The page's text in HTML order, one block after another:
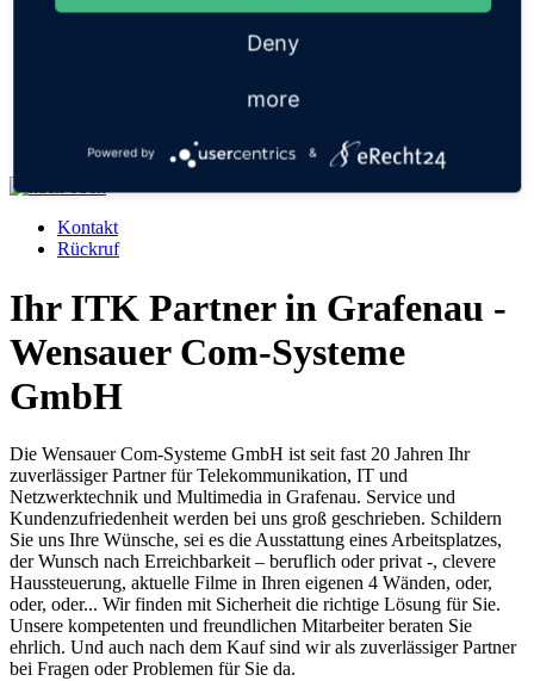
Tik Tok
Kontakt
Rückruf
Ihr ITK Partner in Grafenau -
Wensauer Com-Systeme
GmbH
Die Wensauer Com-Systeme GmbH ist seit fast 20 Jahren Ihr
zuverlässiger Partner für Telekommunikation, IT und
Netzwerktechnik und Multimedia in Grafenau. Service und
Kundenzufriedenheit werden bei uns groß geschrieben. Schildern
Sie uns Ihre Wünsche, sei es die Ausstattung eines Arbeitsplatzes,
der Wunsch nach Erreichbarkeit – beruflich oder privat -, clevere
Haussteuerung, aktuelle Filme in Ihren eigenen 4 Wänden, oder,
oder, oder... Wir finden mit Sicherheit die richtige Lösung für Sie.
Unsere kompetenten und freundlichen Mitarbeiter beraten Sie
ehrlich. Und auch nach dem Kauf sind wir als zuverlässiger Partner
bei Fragen oder Problemen für Sie da.
Deny
more
Powered by &